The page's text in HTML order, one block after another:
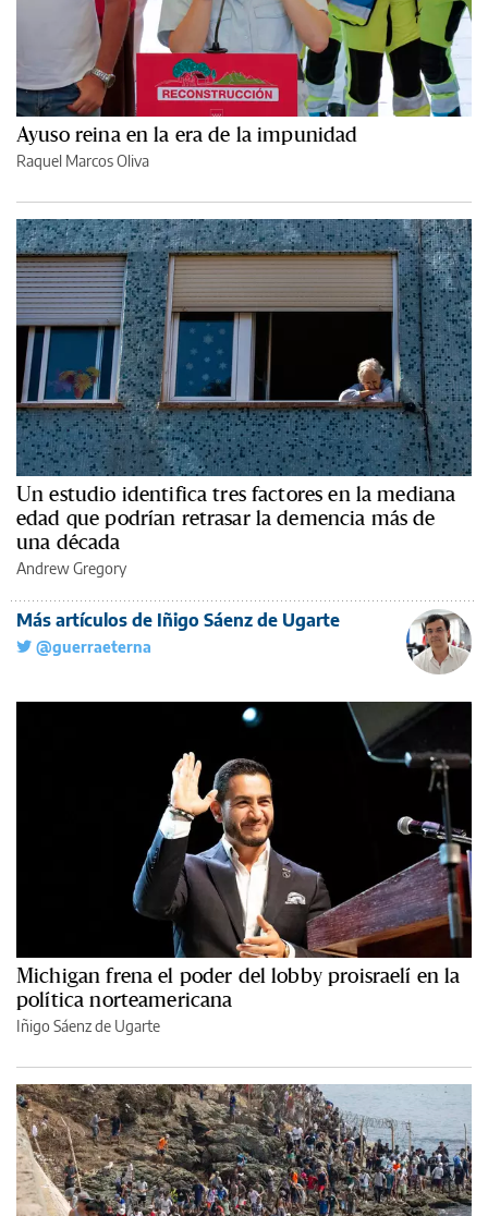
Ayuso reina en la era de la impunidad
Raquel Marcos Oliva
Un estudio identifica tres factores en la mediana
edad que podrían retrasar la demencia más de
una década
Andrew Gregory
Más artículos de Iñigo Sáenz de Ugarte
@guerraeterna
Michigan frena el poder del lobby proisraelí en la
política norteamericana
Iñigo Sáenz de Ugarte